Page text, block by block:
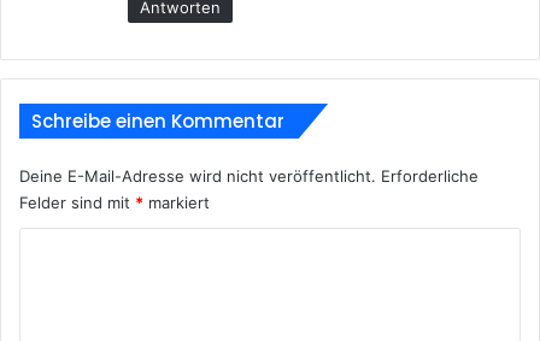
Antworten
Schreibe einen Kommentar
Deine E-Mail-Adresse wird nicht veröffentlicht. Erforderliche
Felder sind mit * markiert